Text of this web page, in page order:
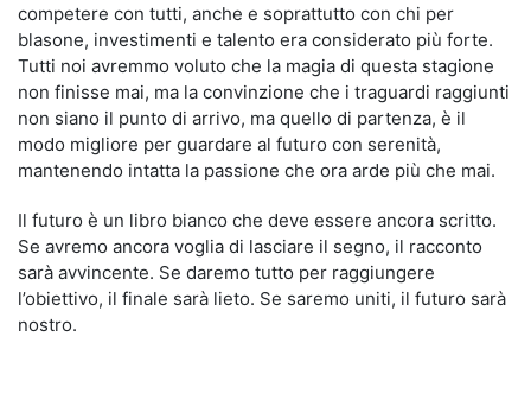
competere con tutti, anche e soprattutto con chi per
blasone, investimenti e talento era considerato più forte.
Tutti noi avremmo voluto che la magia di questa stagione
non finisse mai, ma la convinzione che i traguardi raggiunti
non siano il punto di arrivo, ma quello di partenza, è il
modo migliore per guardare al futuro con serenità,
mantenendo intatta la passione che ora arde più che mai.
Il futuro è un libro bianco che deve essere ancora scritto.
Se avremo ancora voglia di lasciare il segno, il racconto
sarà avvincente. Se daremo tutto per raggiungere
l’obiettivo, il finale sarà lieto. Se saremo uniti, il futuro sarà
nostro.